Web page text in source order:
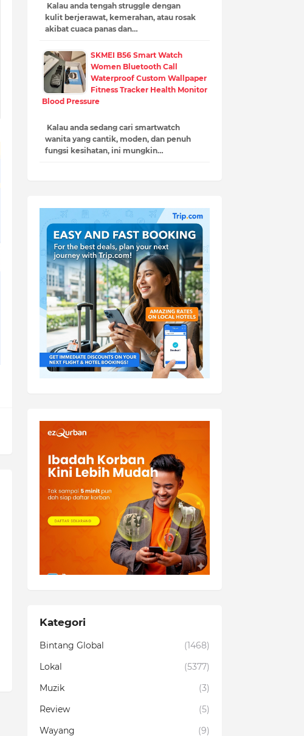
Kalau anda tengah struggle dengan
kulit berjerawat, kemerahan, atau rosak
akibat cuaca panas dan…
SKMEI B56 Smart Watch
Women Bluetooth Call
Waterproof Custom Wallpaper
Fitness Tracker Health Monitor
Blood Pressure
Kalau anda sedang cari smartwatch
wanita yang cantik, moden, dan penuh
fungsi kesihatan, ini mungkin…
Kategori
Bintang Global
(1468)
Lokal
(5377)
Muzik
(3)
Review
(5)
Wayang
(9)